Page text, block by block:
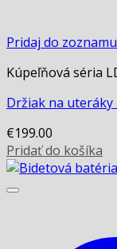
Pridaj do
Kúpeľňová séria
Držiak na uteráky
€199.00
Pridať do košíka